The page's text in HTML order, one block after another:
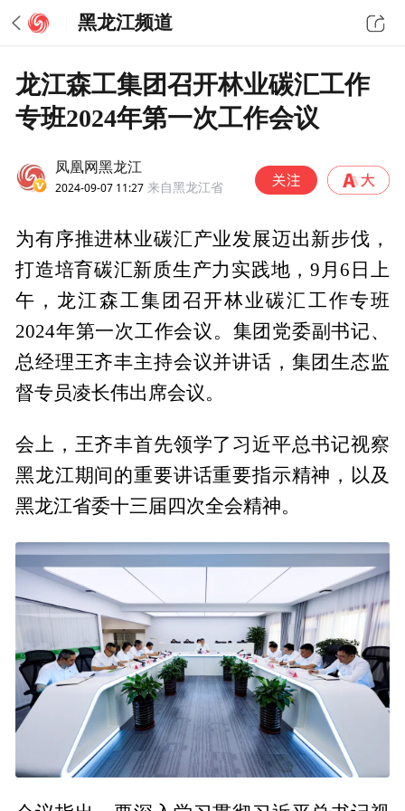
黑龙江频道
龙江森工集团召开林业碳汇工作
专班2024年第一次工作会议
凤凰网黑龙江
2024-09-07 11:27 来自黑龙江省
为有序推进林业碳汇产业发展迈出新步伐，
打造培育碳汇新质生产力实践地，9月6日上
午，龙江森工集团召开林业碳汇工作专班
2024年第一次工作会议。集团党委副书记、
总经理王齐丰主持会议并讲话，集团生态监
督专员凌长伟出席会议。
会上，王齐丰首先领学了习近平总书记视察
黑龙江期间的重要讲话重要指示精神，以及
黑龙江省委十三届四次全会精神。